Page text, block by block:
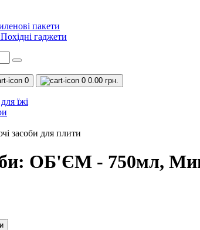
пакети
Похідні гаджети
0 0 0.00 грн.
їжі
засоби для плити
ОБ'ЄМ - 750мл,